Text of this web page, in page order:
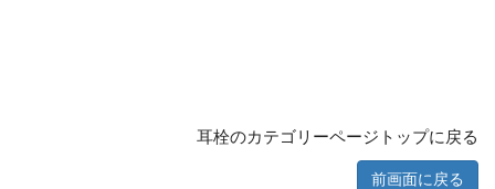
保安・保守用品
耳栓のカテゴリーページトップに戻る
前画面に戻る